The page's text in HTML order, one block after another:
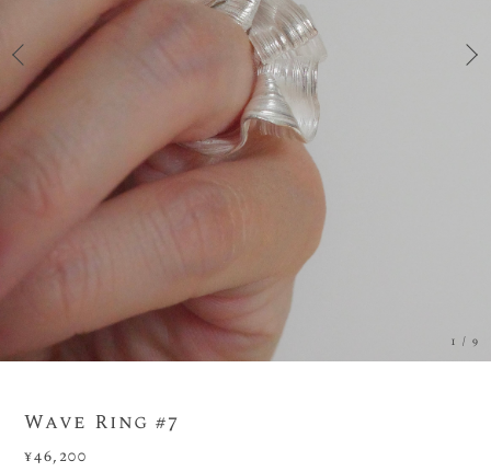
1 /9
Wave Ring #7
¥46,200